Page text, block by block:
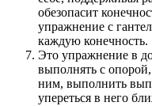
обезопасит
упражнение с
каждую конечность.
Это упражнение в
выполнять с
ним, выполнить
упереться в него